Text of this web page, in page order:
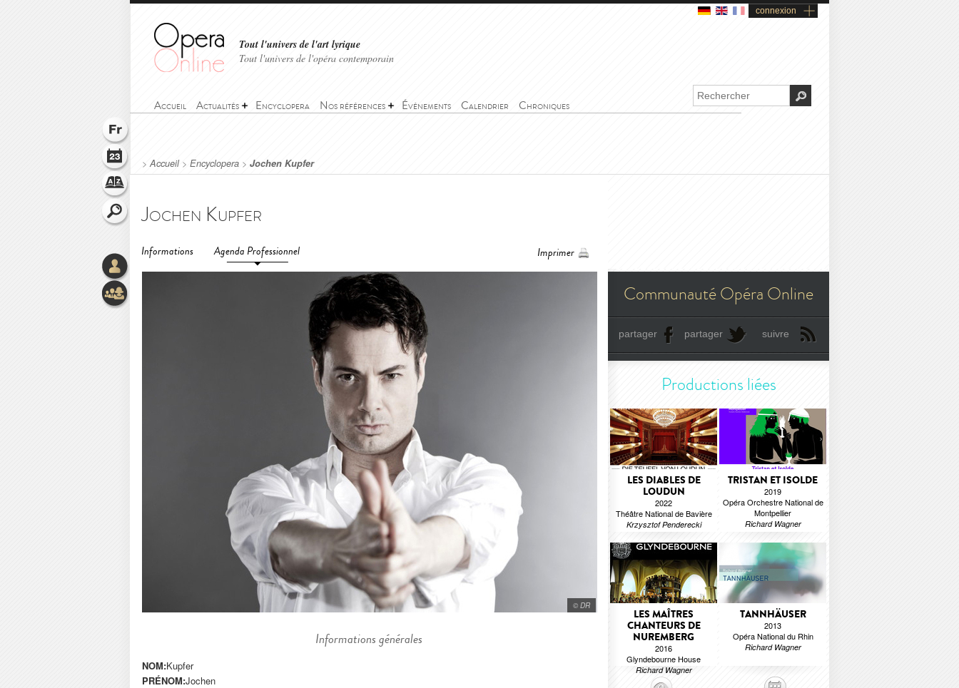
connexion
Tout l'univers de l'art lyrique
Tout l'univers de l'opéra contemporain
Accueil Actualités Encyclopera Nos références Événements Calendrier Chroniques
>Accueil> Encyclopera > Jochen Kupfer
Jochen Kupfer
Informations Agenda Professionnel Imprimer
© DR
Informations générales
NOM:Kupfer
PRÉNOM:Jochen
Communauté Opéra Online
partager partager suivre
Productions liées
LES DIABLES DE
LOUDUN
2022
Théâtre National de Bavière
Krzysztof Penderecki
TRISTAN ET ISOLDE
2019
Opéra Orchestre National de
Montpellier
Richard Wagner
LES MAÎTRES
CHANTEURS DE
NUREMBERG
2016
Glyndebourne House
Richard Wagner
TANNHÄUSER
2013
Opéra National du Rhin
Richard Wagner